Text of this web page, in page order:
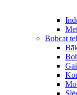
Bobcat